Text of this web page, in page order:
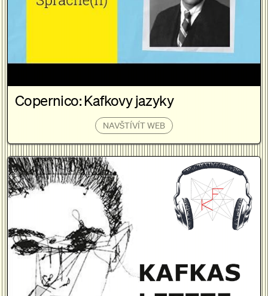
Copernico: Kafkovy jazyky
NAVŠTÍVÍT WEB